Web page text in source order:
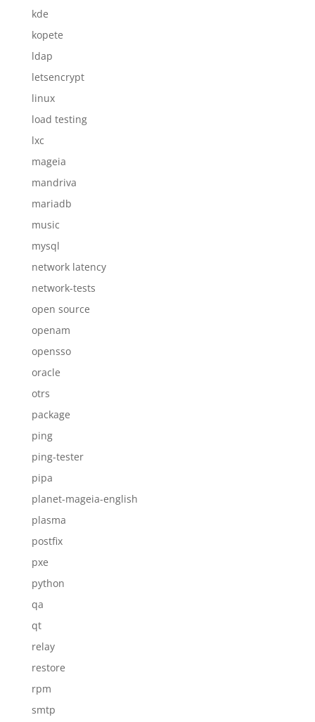
kde
kopete
ldap
letsencrypt
linux
load testing
lxc
mageia
mandriva
mariadb
music
mysql
network latency
network-tests
open source
openam
opensso
oracle
otrs
package
ping
ping-tester
pipa
planet-mageia-english
plasma
postfix
pxe
python
qa
qt
relay
restore
rpm
smtp